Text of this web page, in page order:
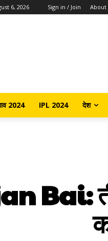
6, 2026 Sign in / Join About
2024 IPL 2024 देश
Bai: